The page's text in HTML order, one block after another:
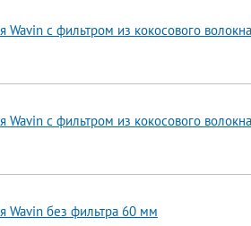
с фильтром из кокосового
с фильтром из кокосового
Wavin без фильтра 60 мм